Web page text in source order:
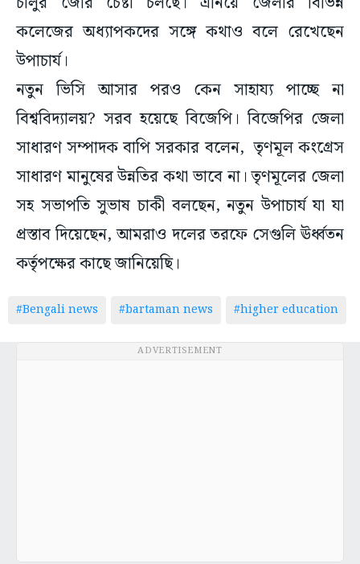
কলেজের অধ্যাপকদের সঙ্গে কথাও বলে রেখেছেন
উপাচার্য।
নতুন ভিসি আসার পরও কেন সাহায্য পাচ্ছে না
বিশ্ববিদ্যালয়? সরব হয়েছে বিজেপি। বিজেপির জেলা
সাধারণ সম্পাদক বাপি সরকার বলেন, তৃণমূল কংগ্রেস
সাধারণ মানুষের উন্নতির কথা ভাবে না। তৃণমূলের জেলা
সহ সভাপতি সুভাষ চাকী বলছেন, নতুন উপাচার্য যা যা
প্রস্তাব দিয়েছেন, আমরাও দলের তরফে সেগুলি ঊর্ধ্বতন
কর্তৃপক্ষের কাছে জানিয়েছি।
#Bengali news #bartaman news #higher education
ADVERTISEMENT